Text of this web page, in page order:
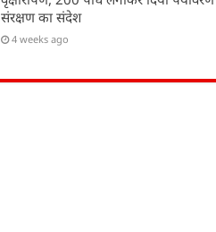
संरक्षण का संदेश
4 weeks ago